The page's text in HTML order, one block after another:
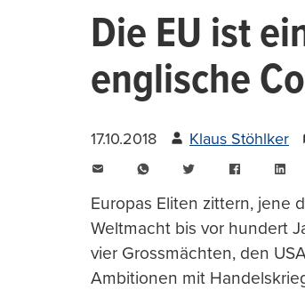
Die EU ist
englische
17.10.2018 Klaus Stöhlker
WhatsAppTwitter Facebook
Europas Eliten zittern, jene
Weltmacht bis vor hundert
vier Grossmächten, den
Ambitionen mit